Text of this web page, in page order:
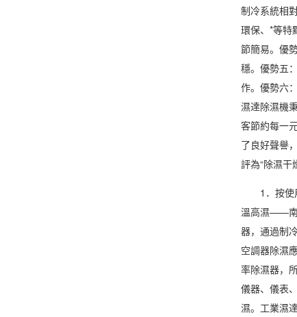
制冷系統相
環保、*等特
節簡易。優
穩。優勢五
作。優勢六
濕達除濕機
客節約每一
了良好聲譽
評為“除濕干
1．按使用
溫高濕——南
器，通過制
空調器除濕
率除濕器，
儀器、儀表
濕。工業濕